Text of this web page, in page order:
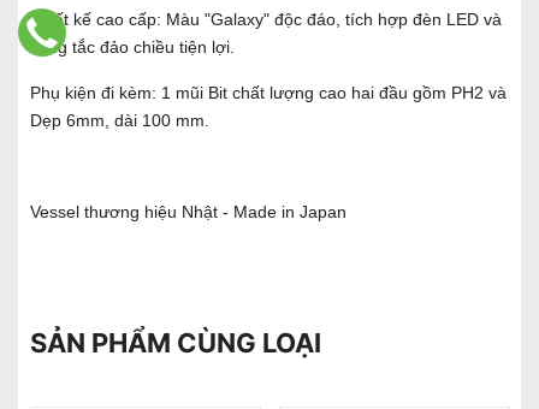
Thiết kế cao cấp: Màu "Galaxy" độc đáo, tích hợp đèn LED và
công tắc đảo chiều tiện lợi.
Phụ kiện đi kèm: 1 mũi Bit chất lượng cao hai đầu gồm PH2 và
Dẹp 6mm, dài 100 mm.
Vessel thương hiệu Nhật - Made in Japan
SẢN PHẨM CÙNG LOẠI